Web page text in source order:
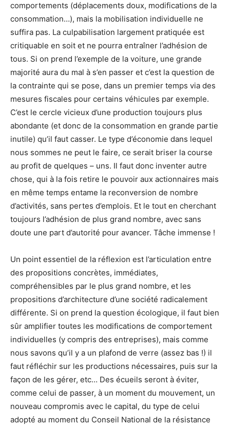
comportements (déplacements doux, modifications de la
consommation…), mais la mobilisation individuelle ne
suffira pas. La culpabilisation largement pratiquée est
critiquable en soit et ne pourra entraîner l’adhésion de
tous. Si on prend l’exemple de la voiture, une grande
majorité aura du mal à s’en passer et c’est la question de
la contrainte qui se pose, dans un premier temps via des
mesures fiscales pour certains véhicules par exemple.
C’est le cercle vicieux d’une production toujours plus
abondante (et donc de la consommation en grande partie
inutile) qu’il faut casser. Le type d’économie dans lequel
nous sommes ne peut le faire, ce serait briser la course
au profit de quelques – uns. Il faut donc inventer autre
chose, qui à la fois retire le pouvoir aux actionnaires mais
en même temps entame la reconversion de nombre
d’activités, sans pertes d’emplois. Et le tout en cherchant
toujours l’adhésion de plus grand nombre, avec sans
doute une part d’autorité pour avancer. Tâche immense !
Un point essentiel de la réflexion est l’articulation entre
des propositions concrètes, immédiates,
compréhensibles par le plus grand nombre, et les
propositions d’architecture d’une société radicalement
différente. Si on prend la question écologique, il faut bien
sûr amplifier toutes les modifications de comportement
individuelles (y compris des entreprises), mais comme
nous savons qu’il y a un plafond de verre (assez bas !) il
faut réfléchir sur les productions nécessaires, puis sur la
façon de les gérer, etc… Des écueils seront à éviter,
comme celui de passer, à un moment du mouvement, un
nouveau compromis avec le capital, du type de celui
adopté au moment du Conseil National de la résistance